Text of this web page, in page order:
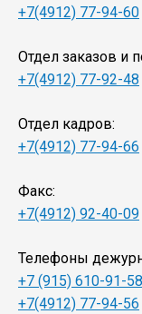
+7(4912) 77-94-60
Отдел заказов и
+7(4912) 77-92-48
Отдел кадров:
+7(4912) 77-94-66
Факс:
+7(4912) 92-40-09
Телефоны
+7 (915) 610-91-58
+7(4912) 77-94-56